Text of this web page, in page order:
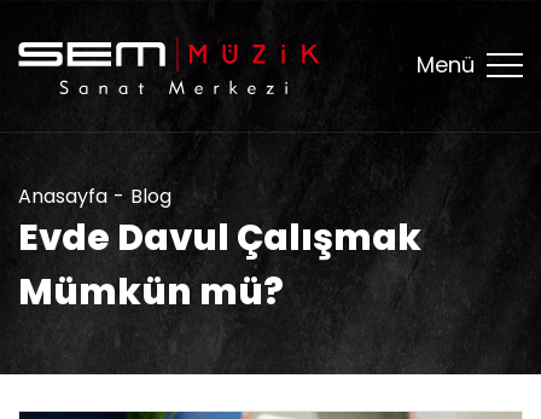
Menü
Anasayfa Blog
Evde Davul Çalışmak
Mümkün mü?